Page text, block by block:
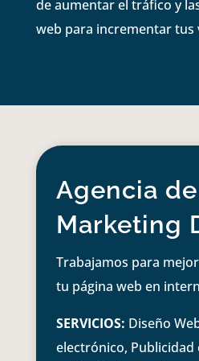
de aumentar el tráfico y
web para incrementar tus
Agencia de
Marketing
Trabajamos para
tu página web en
SERVICIOS: Diseño
electrónico, Publicidad